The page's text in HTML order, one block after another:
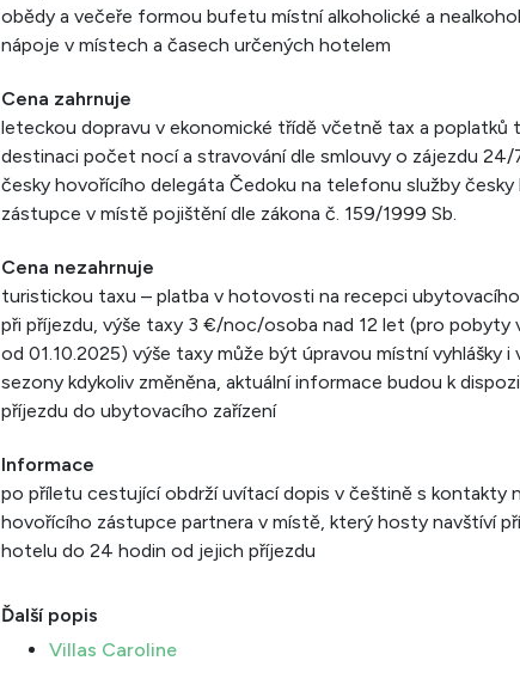
obědy a večeře formou bufetu místní alkoholické a
nápoje v místech a časech určených hotelem
Cena zahrnuje
leteckou dopravu v ekonomické třídě včetně tax a poplatků
destinaci počet nocí a stravování dle smlouvy o zájezdu 24/
česky hovořícího delegáta Čedoku na telefonu služby
zástupce v místě pojištění dle zákona č. 159/1999 Sb.
Cena nezahrnuje
turistickou taxu – platba v hotovosti na recepci
při příjezdu, výše taxy 3 €/noc/osoba nad 12 let (pro pobyty
od 01.10.2025) výše taxy může být úpravou místní vyhlášky i
sezony kdykoliv změněna, aktuální informace budou k
příjezdu do ubytovacího zařízení
Informace
po příletu cestující obdrží uvítací dopis v češtině s kontakty
hovořícího zástupce partnera v místě, který hosty navštíví
hotelu do 24 hodin od jejich příjezdu
Ďalší popis
Villas Caroline